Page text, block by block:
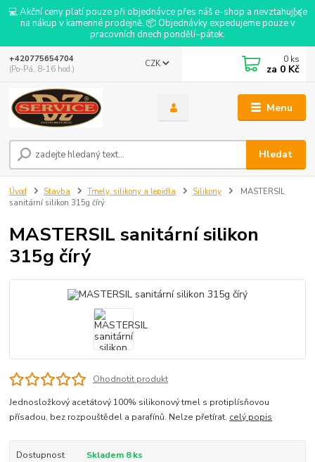
💻 Akční ceny platí pouze při objednávce přes náš e-shop a nevztahují se
na nákup v kamenné prodejně. 📦 Objednávky expedujeme pouze v
pracovních dnech pondělí–pátek.
Menu
CZK
Hledat
+420775654704
(Po-Pá, 8-16 hod.)
0 ks
za 0 Kč
Úvod Stavba Tmely, silikony a lepidla Silikony
MASTERSIL
sanitární silikon 315g čírý
MASTERSIL sanitární silikon
315g čírý
Ohodnotit produkt
Jednosložkový acetátový 100% silikonový tmel s protiplísňovou
přísadou, bez rozpouštědel a parafínů. Nelze přetírat. celý popis
Dostupnost
Skladem 8 ks